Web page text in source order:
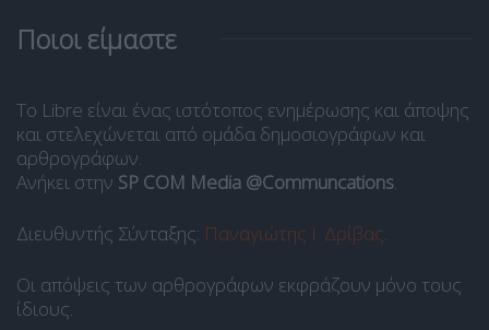
Ποιοι είμαστε
Το Libre είναι ένας ιστότοπος ενημέρωσης και άποψης
και στελεχώνεται από ομάδα δημοσιογράφων και
αρθρογράφων.
Ανήκει στην SP COM Media @Communcations.
Διευθυντής Σύνταξης: Παναγιώτης Ι. Δρίβας.
Οι απόψεις των αρθρογράφων εκφράζουν μόνο τους
ίδιους.